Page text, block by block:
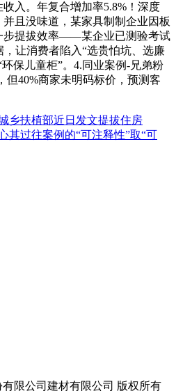
入。年复合增加率5.8%！深度
且没味道，某家具制制企业因板
步提拔效率——某企业已测验考试
让消费者陷入“选贵怕坑、选廉
保儿童柜”。4.同业案例-兄弟粉
但40%商家未明码标价，预测客
乡扶植部近日发文提拔住房
其过往案例的“可注释性”取“可
限公司建材有限公司 版权所有